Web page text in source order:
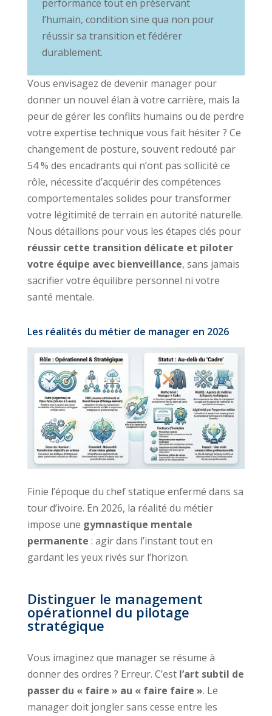
performance tout en préservant
l’humain, condition sine qua non pour
réussir sa transition et fédérer
durablement.
Vous envisagez de devenir manager pour
donner un nouvel élan à votre carrière, mais la
peur de gérer les conflits humains ou de perdre
votre expertise technique vous fait hésiter ? Ce
changement de posture, souvent redouté par
54 % des encadrants qui n’ont pas sollicité ce
rôle, nécessite d’acquérir des compétences
comportementales solides pour transformer
votre légitimité de terrain en autorité naturelle.
Nous détaillons pour vous les étapes clés pour
réussir cette transition délicate et piloter
votre équipe avec bienveillance, sans jamais
sacrifier votre équilibre personnel ni votre
santé mentale.
Les réalités du métier de manager en 2026
Finie l’époque du chef statique enfermé dans sa
tour d’ivoire. En 2026, la réalité du métier
impose une gymnastique mentale
permanente : agir dans l’instant tout en
gardant les yeux rivés sur l’horizon.
Distinguer le management
opérationnel du pilotage
stratégique
Vous imaginez que manager se résume à
donner des ordres ? Erreur. C’est l’art subtil de
passer du « faire » au « faire faire ». Le
manager doit jongler sans cesse entre les